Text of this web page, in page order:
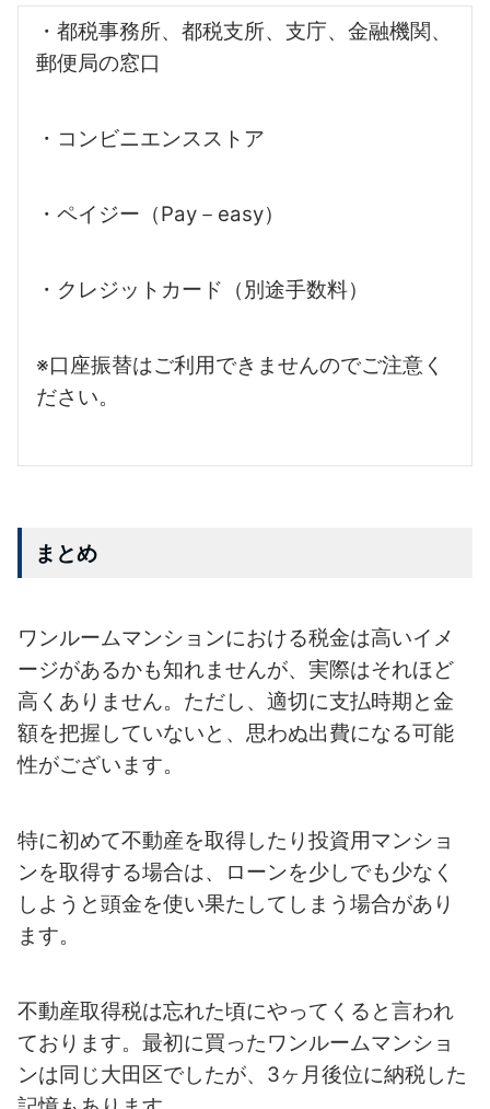
・都税事務所、都税支所、支庁、金融機関、
郵便局の窓口
・コンビニエンスストア
・ペイジー（Pay－easy）
・クレジットカード（別途手数料）
※口座振替はご利用できませんのでご注意く
ださい。
まとめ
ワンルームマンションにおける税金は高いイメ
ージがあるかも知れませんが、 実際はそれほど
高くありません。ただし、適切に支払時期と金
額を把握していないと、思わぬ出費になる可能
性がございます。
特に初めて不動産を取得したり投資用マンショ
ンを取得する場合は、ローンを少しでも少なく
しようと頭金を使い果たしてしまう場合があり
ます。
不動産取得税は忘れた頃にやってくると言われ
ております。最初に買ったワンルームマンショ
ンは同じ大田区でしたが、3ヶ月後位に納税した